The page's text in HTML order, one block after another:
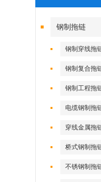
钢制拖链
钢制穿线拖
钢制复合拖
钢制工程拖
电缆钢制拖
穿线金属拖
桥式钢制拖
不锈钢制拖